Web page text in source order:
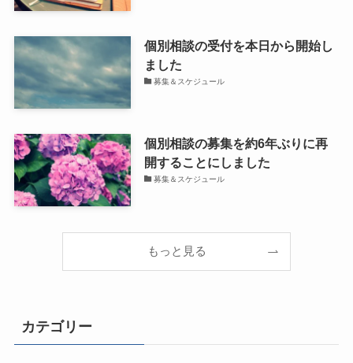
個別相談の受付を本日から開始し
ました
募集＆スケジュール
個別相談の募集を約6年ぶりに再
開することにしました
募集＆スケジュール
もっと見る
カテゴリー